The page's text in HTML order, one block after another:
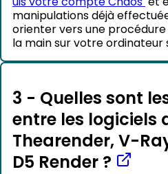
manipulations déjà
orienter vers une
la main sur votre ordinateur
3 - Quelles sont
entre les logiciels
Thearender, V-
D5 Render ?